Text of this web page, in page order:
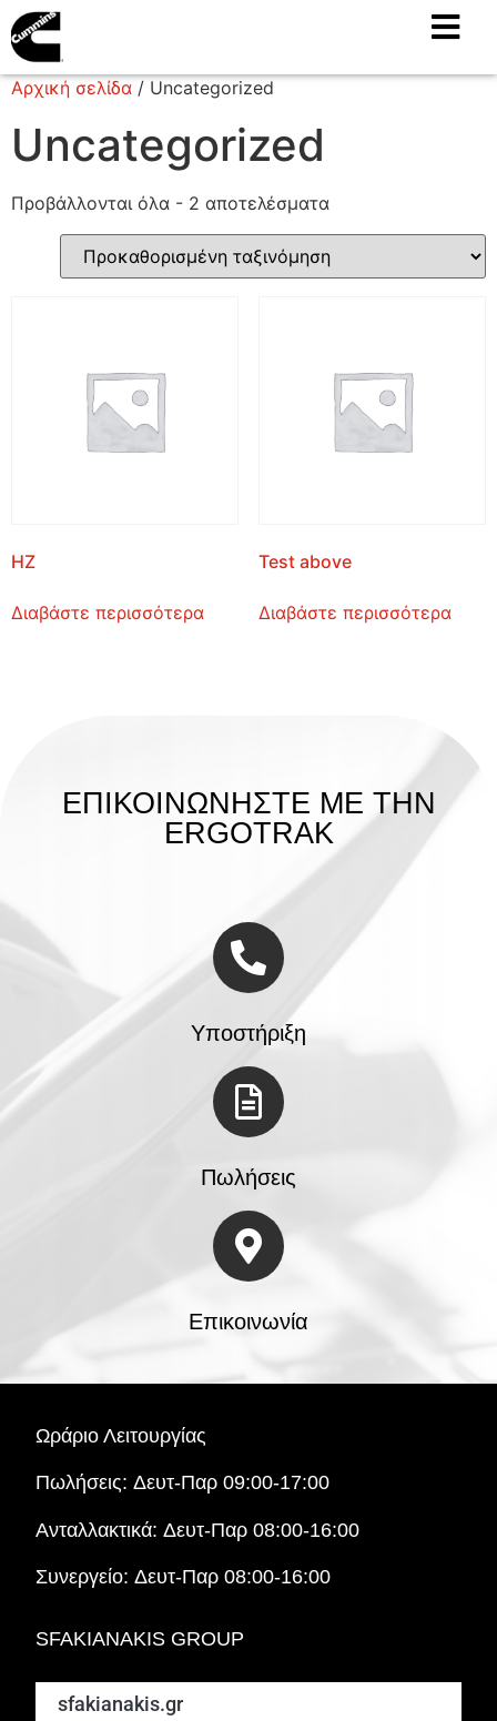
Αρχική σελίδα / Uncategorized
Uncategorized
Προβάλλονται όλα - 2 αποτελέσματα
HZ
Διαβάστε περισσότερα
Test above
Διαβάστε περισσότερα
ΕΠΙΚΟΙΝΩΝΗΣΤΕ ΜΕ ΤΗΝ
ERGOTRAK
Υποστήριξη
Πωλήσεις
Επικοινωνία
Ωράριο Λειτουργίας
Πωλήσεις:Δευτ-Παρ 09:00-17:00
Ανταλλακτικά:Δευτ-Παρ 08:00-16:00
Συνεργείο:Δευτ-Παρ 08:00-16:00
SFAKIANAKIS GROUP
sfakianakis.gr